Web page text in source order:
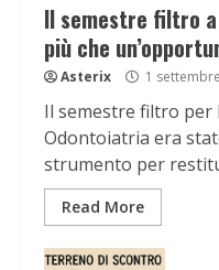
Il semestre filtro
più che
Asterix 1
Il semestre filtro per
Odontoiatria era
strumento per
Read More